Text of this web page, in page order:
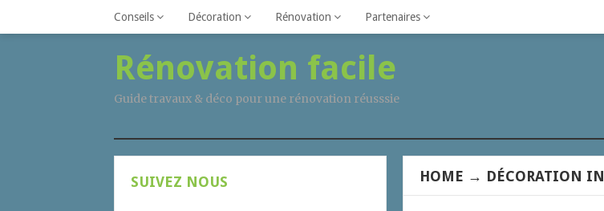
Conseils Décoration Rénovation Partenaires
Rénovation facile
Guide travaux & déco pour une rénovation réusssie
HOME → DÉCORATION
SUIVEZ NOUS